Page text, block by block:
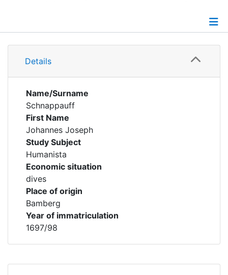
Details
Details
Name/Surname
Schnappauff
First Name
Johannes Joseph
Study Subject
Humanista
Economic situation
dives
Place of origin
Bamberg
Year of immatriculation
1697/98